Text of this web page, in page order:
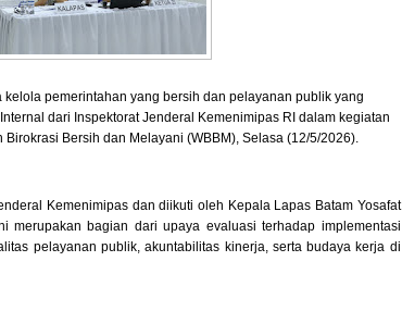
kelola pemerintahan yang bersih dan pelayanan publik yang
dari Inspektorat Jenderal Kemenimipas RI dalam kegiatan
Bersih dan Melayani (WBBM), Selasa (12/5/2026).
Kemenimipas dan diikuti oleh Kepala Lapas Batam Yosafat
merupakan bagian dari upaya evaluasi terhadap implementasi
pelayanan publik, akuntabilitas kinerja, serta budaya kerja di